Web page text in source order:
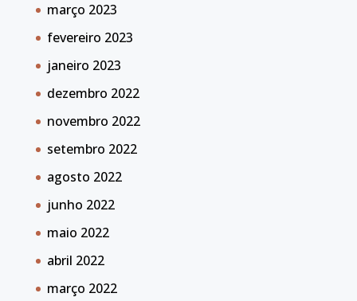
março 2023
fevereiro 2023
janeiro 2023
dezembro 2022
novembro 2022
setembro 2022
agosto 2022
junho 2022
maio 2022
abril 2022
março 2022